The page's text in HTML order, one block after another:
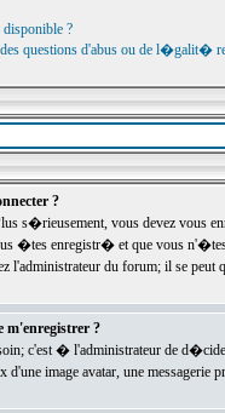
?
questions d'abus ou de l�galit�
?
s�rieusement, vous devez vous
�tes enregistr� et que vous
l'administrateur du forum; il se
m'enregistrer ?
c'est � l'administrateur de
image avatar, une